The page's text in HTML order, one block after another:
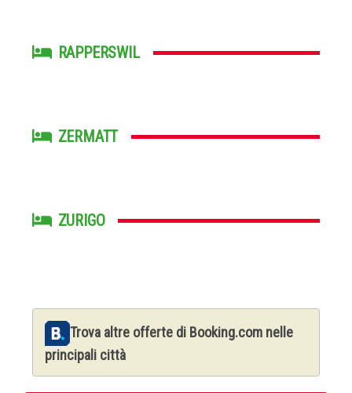
RAPPERSWIL
ZERMATT
ZURIGO
Trova altre offerte di Booking.com nelle
principali città